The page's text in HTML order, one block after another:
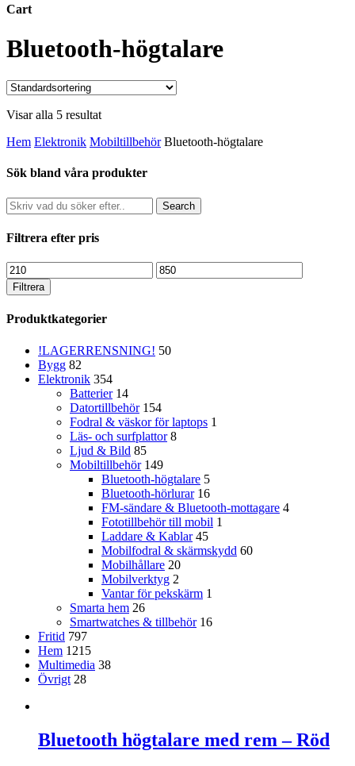
Cart
Close
Cart
Bluetooth-högtalare
Visar alla 5 resultat
Hem Elektronik Mobiltillbehör Bluetooth-högtalare
Sök bland våra produkter
Search
Filtrera efter pris
Min
pris
Max
pris
Filtrera
Produktkategorier
!LAGERRENSNING! 50
Bygg 82
Elektronik 354
Batterier 14
Datortillbehör 154
Fodral & väskor för laptops 1
Läs- och surfplattor 8
Ljud & Bild 85
Mobiltillbehör 149
Bluetooth-högtalare 5
Bluetooth-hörlurar 16
FM-sändare & Bluetooth-mottagare 4
Fototillbehör till mobil 1
Laddare & Kablar 45
Mobilfodral & skärmskydd 60
Mobilhållare 20
Mobilverktyg 2
Vantar för pekskärm 1
Smarta hem 26
Smartwatches & tillbehör 16
Fritid 797
Hem 1215
Multimedia 38
Övrigt 28
Bluetooth högtalare med rem – Röd